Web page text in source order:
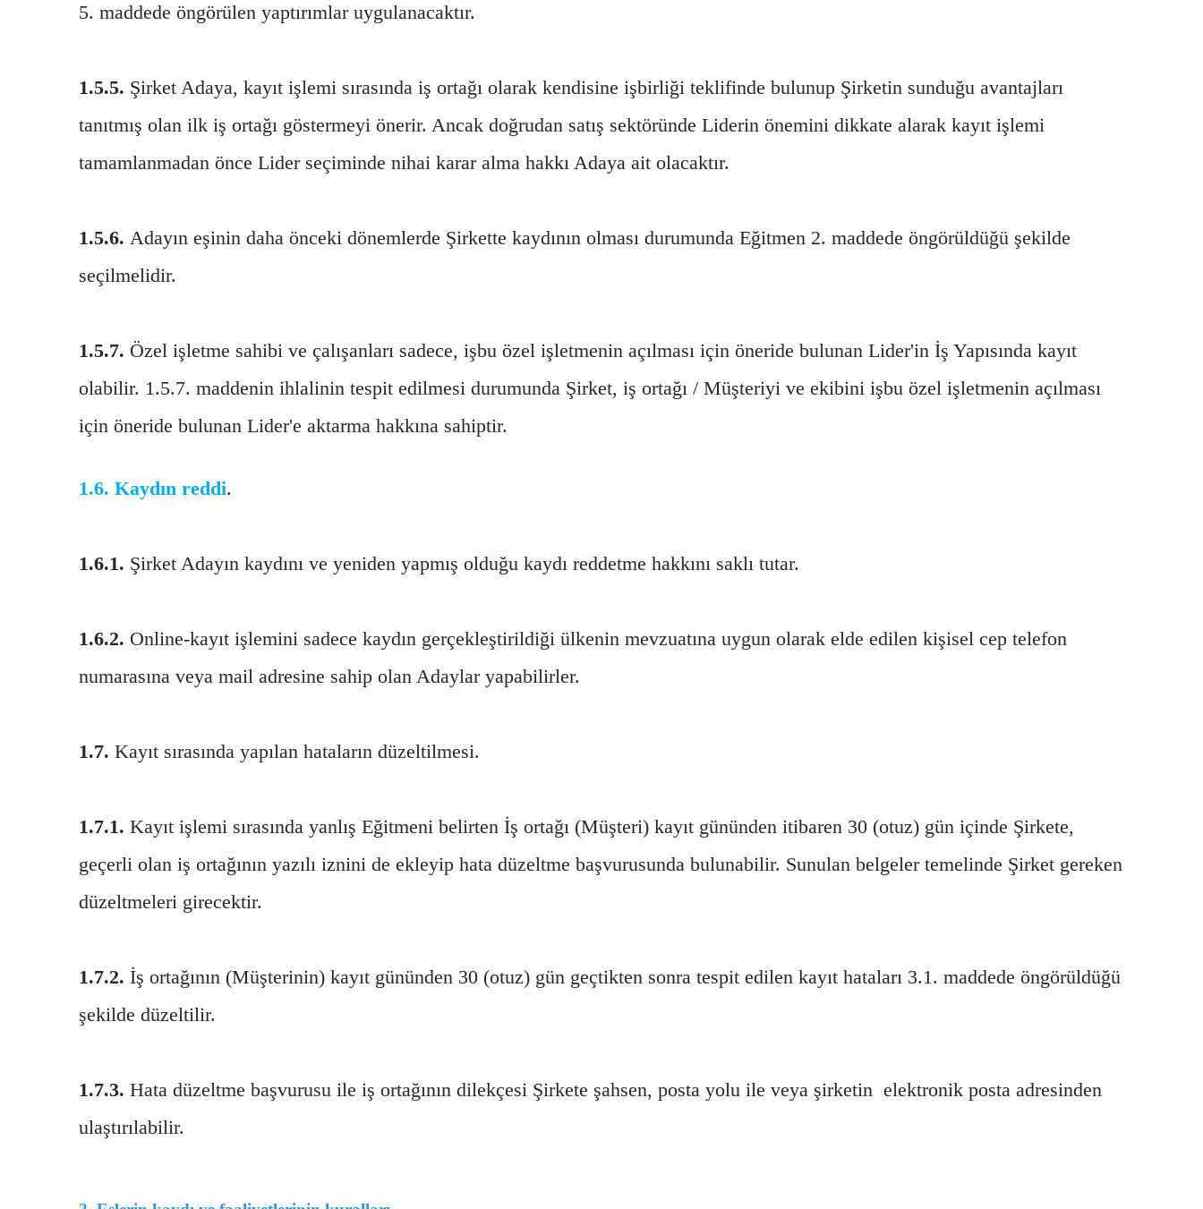
5. maddede öngörülen yaptırımlar uygulanacaktır.
1.5.5. Şirket Adaya, kayıt işlemi sırasında iş ortağı olarak kendisine işbirliği teklifinde bulunup Şirketin sunduğu avantajları
tanıtmış olan ilk iş ortağı göstermeyi önerir. Ancak doğrudan satış sektöründe Liderin önemini dikkate alarak kayıt işlemi
tamamlanmadan önce Lider seçiminde nihai karar alma hakkı Adaya ait olacaktır.
1.5.6. Adayın eşinin daha önceki dönemlerde Şirkette kaydının olması durumunda Eğitmen 2. maddede öngörüldüğü şekilde
seçilmelidir.
1.5.7. Özel işletme sahibi ve çalışanları sadece, işbu özel işletmenin açılması için öneride bulunan Lider'in İş Yapısında kayıt
olabilir. 1.5.7. maddenin ihlalinin tespit edilmesi durumunda Şirket, iş ortağı / Müşteriyi ve ekibini işbu özel işletmenin açılması
için öneride bulunan Lider'e aktarma hakkına sahiptir.
1.6. Kaydın reddi.
1.6.1. Şirket Adayın kaydını ve yeniden yapmış olduğu kaydı reddetme hakkını saklı tutar.
1.6.2. Online-kayıt işlemini sadece kaydın gerçekleştirildiği ülkenin mevzuatına uygun olarak elde edilen kişisel cep telefon
numarasına veya mail adresine sahip olan Adaylar yapabilirler.
1.7. Kayıt sırasında yapılan hataların düzeltilmesi.
1.7.1. Kayıt işlemi sırasında yanlış Eğitmeni belirten İş ortağı (Müşteri) kayıt gününden itibaren 30 (otuz) gün içinde Şirkete,
geçerli olan iş ortağının yazılı iznini de ekleyip hata düzeltme başvurusunda bulunabilir. Sunulan belgeler temelinde Şirket gereken
düzeltmeleri girecektir.
1.7.2. İş ortağının (Müşterinin) kayıt gününden 30 (otuz) gün geçtikten sonra tespit edilen kayıt hataları 3.1. maddede öngörüldüğü
şekilde düzeltilir.
1.7.3. Hata düzeltme başvurusu ile iş ortağının dilekçesi Şirkete şahsen, posta yolu ile veya şirketin elektronik posta adresinden
ulaştırılabilir.